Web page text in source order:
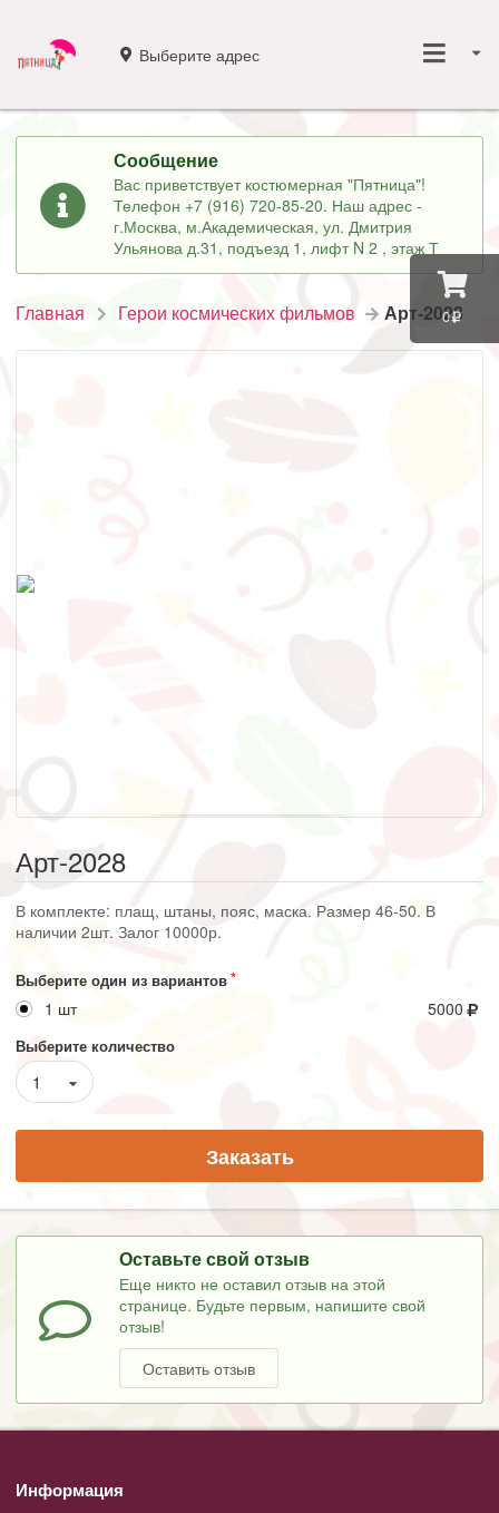
0
Выберите адрес
Сообщение
Вас приветствует костюмерная "Пятница"!
Телефон +7 (916) 720-85-20. Наш адрес -
г.Москва, м.Академическая, ул. Дмитрия
Ульянова д.31, подъезд 1, лифт N 2 , этаж Т
Главная Герои космических фильмов Арт-2028
Арт-2028
В комплекте: плащ, штаны, пояс, маска. Размер 46-50. В
наличии 2шт. Залог 10000р.
Выберите один из вариантов
1 шт 5000
Выберите количество
1
Заказать
Оставьте свой отзыв
Еще никто не оставил отзыв на этой
странице. Будьте первым, напишите свой
отзыв!
Оставить отзыв
Информация